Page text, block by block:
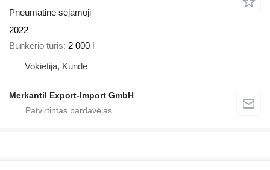
Pneumatinė sėjamoji
2022
Bunkerio tūris 2 000 l
Vokietija, Kunde
Merkantil Export-Import GmbH